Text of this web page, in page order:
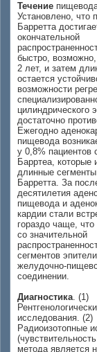
Течение
Установлено, что
Барретта
окончательной
быстро,
2 лет, и затем
остается
возможности
цилиндрического
достаточно
Ежегодно
пищевода
у 0,8% пациентов
Барртеа, которые
длинные
Барретта. За
десятилетия
пищевода и
кардии стали
гораздо чаще,
со значительной
сегментов
желудочно-
соединении.
Диагностика. (1)
исследования. (2)
Радиоизотопные
метода является